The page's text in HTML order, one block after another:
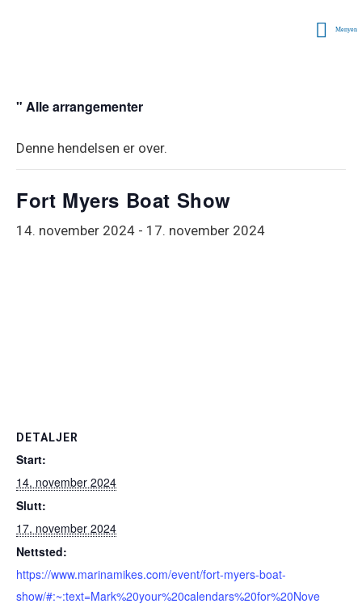
Menyen
" Alle arrangementer
Denne hendelsen er over.
Fort Myers Boat Show
14. november 2024 - 17. november 2024
DETALJER
Start:
14. november 2024
Slutt:
17. november 2024
Nettsted:
https://www.marinamikes.com/event/fort-myers-boat-
show/#:~:text=Mark%20your%20calendars%20for%20Nove